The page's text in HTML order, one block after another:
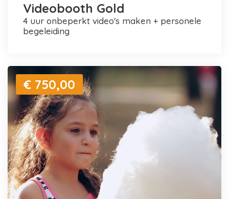
Videobooth Gold
4 uur onbeperkt video's maken + personele
begeleiding
€ 750,00